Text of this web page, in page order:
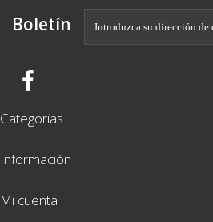
Boletín
Categorías
Información
Mi cuenta